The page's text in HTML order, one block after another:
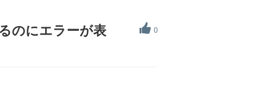
0
のにエラーが表